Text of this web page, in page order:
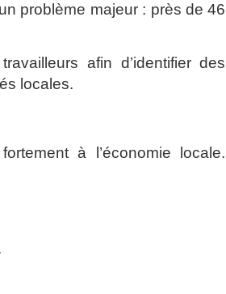
problème majeur : près de 46
afin d’identifier des
locales.
à l’économie locale.